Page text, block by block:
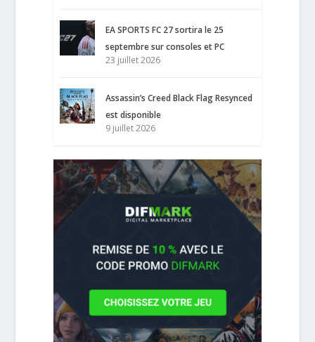
EA SPORTS FC 27 sortira le 25
septembre sur consoles et PC
23 juillet 2026
Assassin’s Creed Black Flag Resynced
est disponible
9 juillet 2026